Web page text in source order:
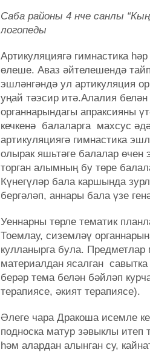
Саба районы 4 нче санлы
логопеды
Артикуляциягә гимнастика
өлеше. Аваз әйтелешендә
эшләнгәндә ул артикуляция
уңай тәэсир итә.Алалия
органнарындагы апраксияны
кечкенә балаларга махсус
артикуляциягә гимнастика
олырак яшьтәге балалар өчен
торган алымның бу төре
Күнегүләр бала каршында
бергәләп, аннары бала үзе
Уеннарны төрле тематик
Тоемлау, сиземләү
кулланырга була.
материалдан ясалган савытка
берәр тема белән бәйләп
терапиясе, әкият терапиясе).
Әлеге чара Дракоша исемле
подноска матур зәвыклы
һәм алардан алынган су,